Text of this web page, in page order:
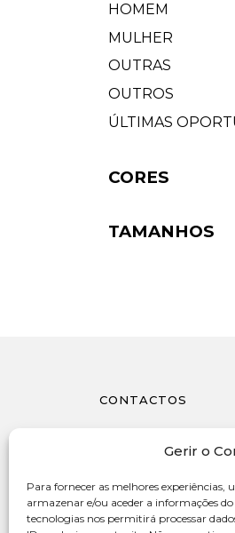
Gerir o
Para fornecer as melhores experiências,
armazenar e/ou aceder a informações
tecnologias nos permitirá processar
HOMEM
MULHER
OUTRAS
OUTROS
ÚLTIMAS
CORES
TAMANHOS
CONTACTOS
962 860 514
geral@gleef.pt